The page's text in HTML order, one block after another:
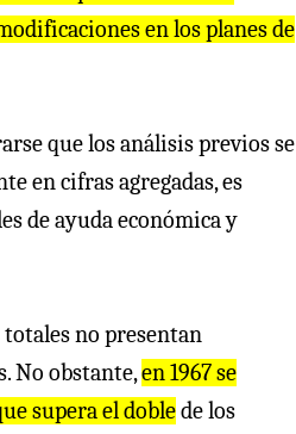
en los planes de
que los análisis previos se
en cifras agregadas, es
de ayuda económica y
totales no presentan
No obstante,en 1967 se
supera el doblede los